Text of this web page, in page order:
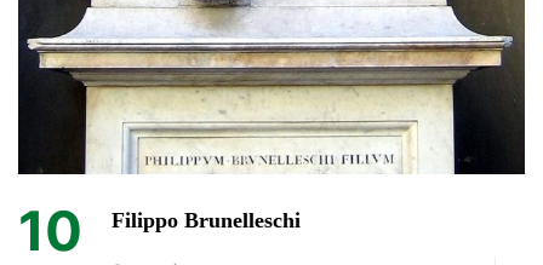
10 Filippo Brunelleschi